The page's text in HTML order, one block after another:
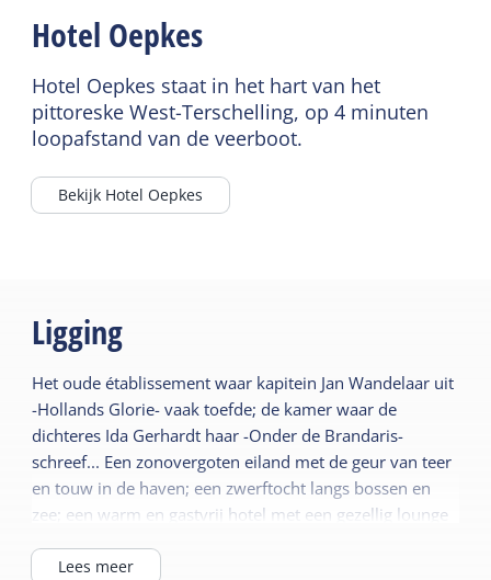
Hotel Oepkes
Hotel Oepkes staat in het hart van het
pittoreske West-Terschelling, op 4 minuten
loopafstand van de veerboot.
Bekijk Hotel Oepkes
Ligging
Het oude établissement waar kapitein Jan Wandelaar uit
-Hollands Glorie- vaak toefde; de kamer waar de
dichteres Ida Gerhardt haar -Onder de Brandaris-
schreef... Een zonovergoten eiland met de geur van teer
en touw in de haven; een zwerftocht langs bossen en
zee; een warm en gastvrij hotel met een gezellig lounge
voor een verblijf, dat u niet meer vergeet. Het hotel staat
Lees meer